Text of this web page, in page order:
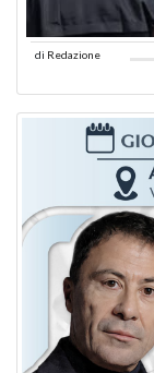
di Redazione